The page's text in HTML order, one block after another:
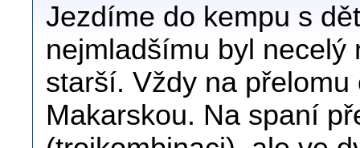
Jezdíme do kempu s
nejmladšímu byl
starší. Vždy na
Makarskou. Na spaní